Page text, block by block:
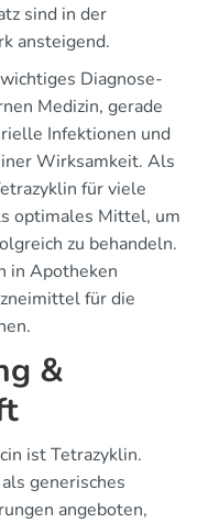
sind in der
ansteigend.
Diagnose-
Medizin, gerade
Infektionen und
Wirksamkeit. Als
für viele
optimales Mittel, um
zu behandeln.
in Apotheken
für die
&
ist Tetrazyklin.
generisches
angeboten,